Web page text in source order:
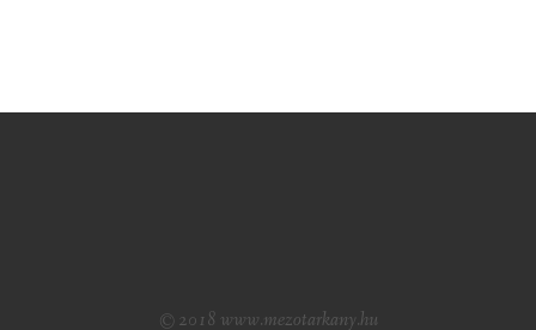
© 2018 www.mezotarkany.hu